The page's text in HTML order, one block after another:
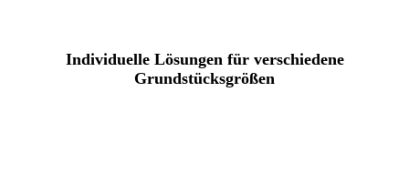
Individuelle Lösungen für verschiedene
Grundstücksgrößen